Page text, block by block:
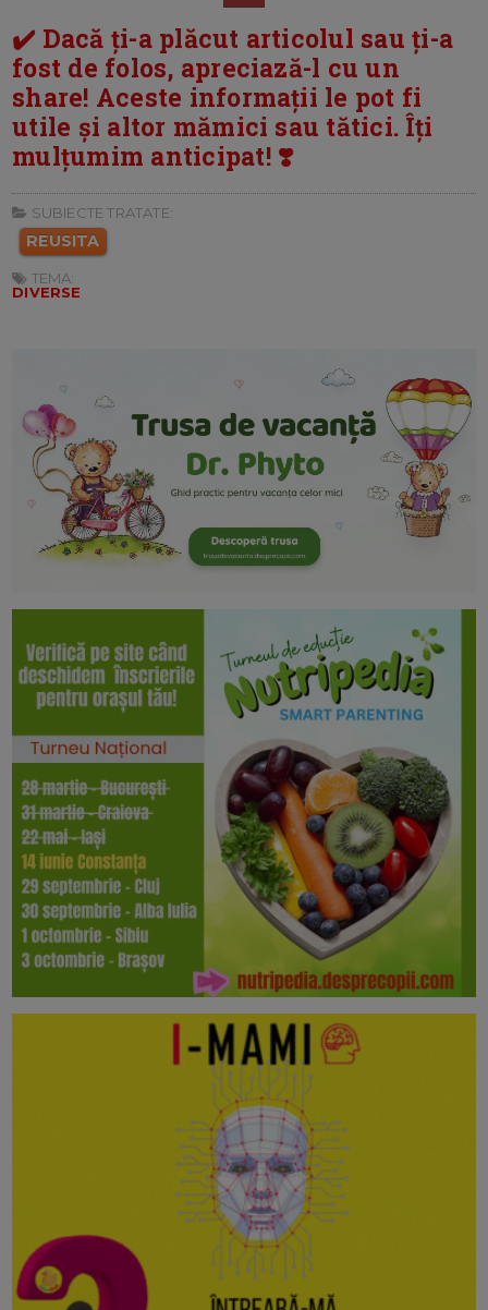
✔️ Dacă ți-a plăcut articolul sau ți-a
fost de folos, apreciază-l cu un
share! Aceste informații le pot fi
utile și altor mămici sau tătici. Îți
mulțumim anticipat! ❣️
SUBIECTE TRATATE:
REUSITA
TEMA:
DIVERSE